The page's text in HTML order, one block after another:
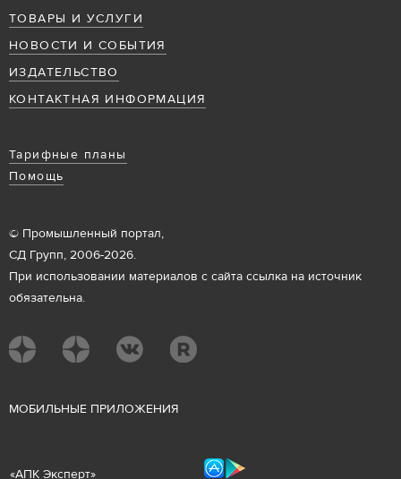
ТОВАРЫ И УСЛУГИ
НОВОСТИ И СОБЫТИЯ
ИЗДАТЕЛЬСТВО
КОНТАКТНАЯ ИНФОРМАЦИЯ
Тарифные планы
Помощь
© Промышленный портал,
СД Групп, 2006-2026.
При использовании материалов с сайта ссылка на источник
обязательна.
МОБИЛЬНЫЕ ПРИЛОЖЕНИЯ
«АПК Эксперт»